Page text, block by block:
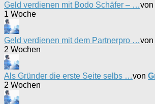
Geld verdienen mit Bodo Schäfer – …von
1 Woche
Geld verdienen mit dem Partnerpro …von
2 Wochen
Als Gründer die erste Seite selbs …von
2 Wochen